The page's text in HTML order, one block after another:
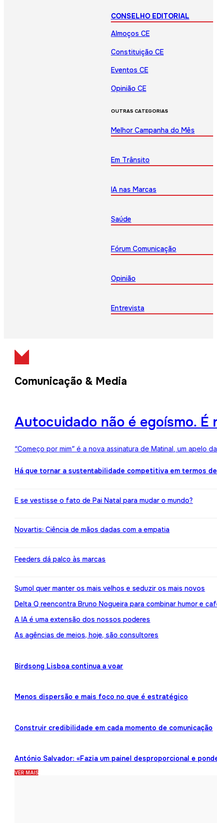
CONSELHO EDITORIAL
Almoços CE
Constituição CE
Eventos CE
Opinião CE
OUTRAS CATEGORIAS
Melhor Campanha do Mês
Em Trânsito
IA nas Marcas
Saúde
Fórum Comunicação
Opinião
Entrevista
Comunicação & Media
Autocuidado não é egoísmo. É
“Começo por mim” é a nova assinatura de Matinal, um apelo
Há que tornar a sustentabilidade competitiva em termos
E se vestisse o fato de Pai Natal para mudar o mundo?
Novartis: Ciência de mãos dadas com a empatia
Feeders dá palco às marcas
Sumol quer manter os mais velhos e seduzir os mais novos
Delta Q reencontra Bruno Nogueira para combinar humor e
A IA é uma extensão dos nossos poderes
As agências de meios, hoje, são consultores
Birdsong Lisboa continua a voar
Menos dispersão e mais foco no que é estratégico
Construir credibilidade em cada momento de comunicação
António Salvador: «Fazia um painel desproporcional e
VER MAIS